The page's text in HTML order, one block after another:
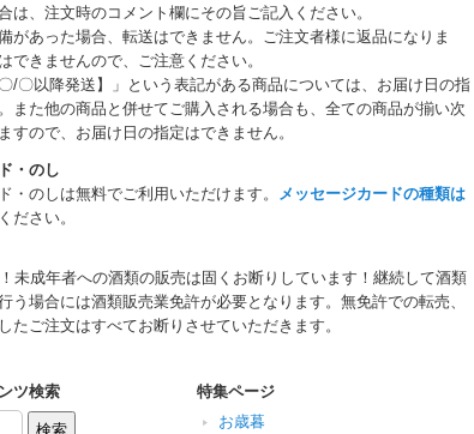
は、注文時のコメント欄にその旨ご記入ください。
があった場合、転送はできません。ご注文者様に返品になりま
できませんので、ご注意ください。
/〇以降発送】」という表記がある商品については、お届け日の指
また他の商品と併せてご購入される場合も、全ての商品が揃い次
すので、お届け日の指定はできません。
・のし
・のしは無料でご利用いただけます。
メッセージカードの種類は
ださい。
未成年者への酒類の販売は固くお断りしています！継続して酒類
う場合には酒類販売業免許が必要となります。無免許での転売、
たご注文はすべてお断りさせていただきます。
ツ検索
特集ページ
お歳暮